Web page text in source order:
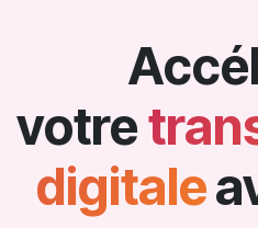
votre
digitale